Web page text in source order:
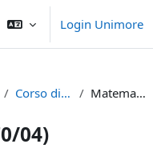
Login Unimore
2023 Corso di Laurea Magistrale Matematica (D.M. 270/04)
04)